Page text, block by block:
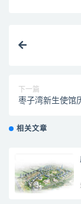
下一篇
枣子湾新生使馆
相关文章